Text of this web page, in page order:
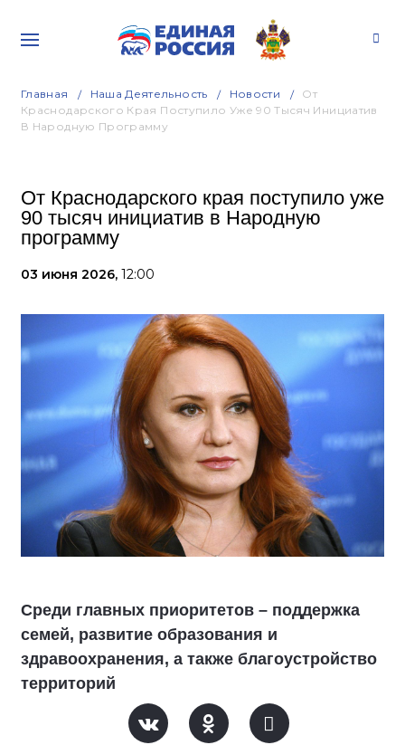
Главная Наша Деятельность Новости
От
Краснодарского Края Поступило Уже 90 Тысяч Инициатив
В Народную Программу
От Краснодарского края поступило уже
90 тысяч инициатив в Народную
программу
03 июня 2026, 12:00
Среди главных приоритетов – поддержка
семей, развитие образования и
здравоохранения, а также благоустройство
территорий